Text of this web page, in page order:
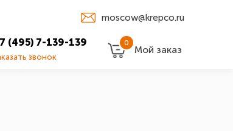
moscow@krepco.ru
(495) 7-139-139
звонок
0
Мой заказ